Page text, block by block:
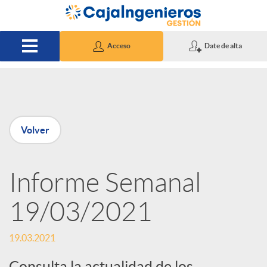
Saltar al contenido principal
Acceso Date de alta
P
u
b
l
Volver
Informe Semanal
19/03/2021
19.03.2021